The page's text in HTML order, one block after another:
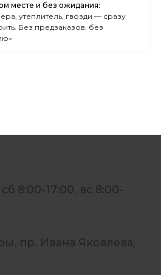
месте и без ожидания:
утеплитель, гвозди — сразу
Без предзаказов, без
8:00-17:00, вс 8:00-
пр. Ивана Яковлева,